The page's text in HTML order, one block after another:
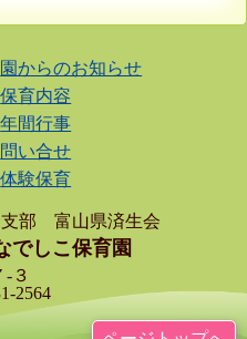
園からのお知らせ
保育内容
年間行事
問い合せ
体験保育
支部 富山県済生会
でしこ保育園
３
2564